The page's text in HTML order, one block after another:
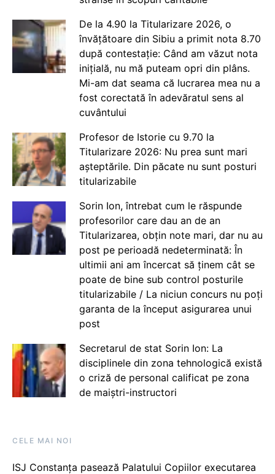
De la 4.90 la Titularizare 2026, o
învățătoare din Sibiu a primit nota 8.70
după contestație: Când am văzut nota
inițială, nu mă puteam opri din plâns.
Mi-am dat seama că lucrarea mea nu a
fost corectată în adevăratul sens al
cuvântului
Profesor de Istorie cu 9.70 la
Titularizare 2026: Nu prea sunt mari
așteptările. Din păcate nu sunt posturi
titularizabile
Sorin Ion, întrebat cum le răspunde
profesorilor care dau an de an
Titularizarea, obțin note mari, dar nu au
post pe perioadă nedeterminată: În
ultimii ani am încercat să ținem cât se
poate de bine sub control posturile
titularizabile / La niciun concurs nu poți
garanta de la început asigurarea unui
post
Secretarul de stat Sorin Ion: La
disciplinele din zona tehnologică există
o criză de personal calificat pe zona
de maiștri-instructori
CELE MAI NOI
ISJ Constanța pasează Palatului Copiilor executarea